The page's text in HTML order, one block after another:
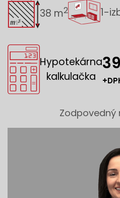
38 m2 1-
Hypotekárna
kalkulačka
Zodpovedný